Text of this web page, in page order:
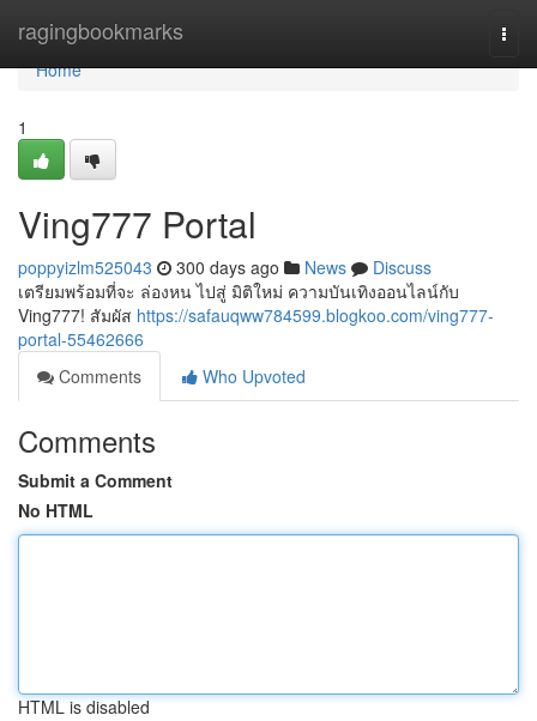
ragingbookmarks
Home
Home
1
Ving777 Portal
poppyizlm525043 300 days ago News
Discuss
เตรียมพร้อมที่จะ ล่องหน ไปสู่ มิติใหม่ ความบันเทิงออนไลน์กับ
Ving777! สัมผัส https://safauqww784599.blogkoo.com/ving777-
portal-55462666
Comments
Who Upvoted
Comments
Submit a Comment
No HTML
HTML is disabled